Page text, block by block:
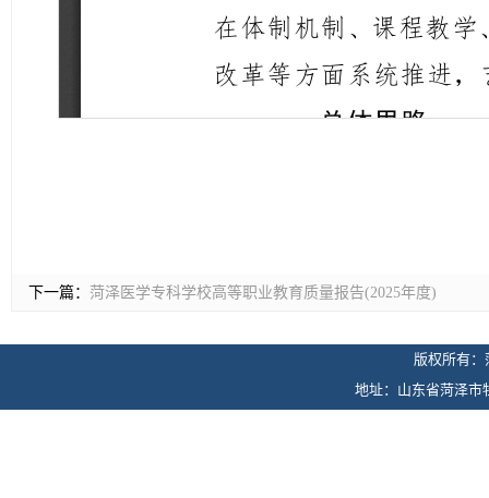
下一篇： 菏泽医学专科学校高等职业教育质量报告(2025年度)
版权所有
地址：山东省菏泽市